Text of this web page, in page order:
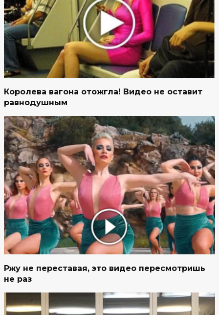
Королева вагона отожгла! Видео не оставит
равнодушным
Ржу не переставая, это видео пересмотришь
не раз